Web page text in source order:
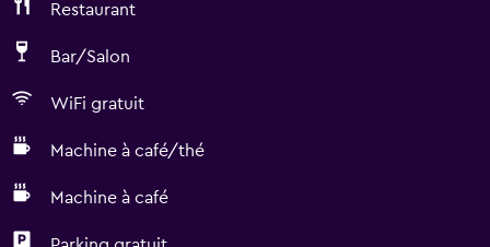
Restaurant
Bar/Salon
WiFi gratuit
Machine à café/thé
Machine à café